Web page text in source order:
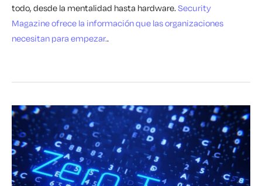
todo, desde la mentalidad hasta hardware. Security
Magazine ofrece la información que las organizaciones
necesitan para empezar..